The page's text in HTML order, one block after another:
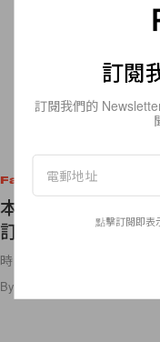
Fashion
本週必知時尚大事
訂單、Moda
時尚股市一片低迷，但也成
By
訂閱
訂閱我們的
點擊訂閱即表